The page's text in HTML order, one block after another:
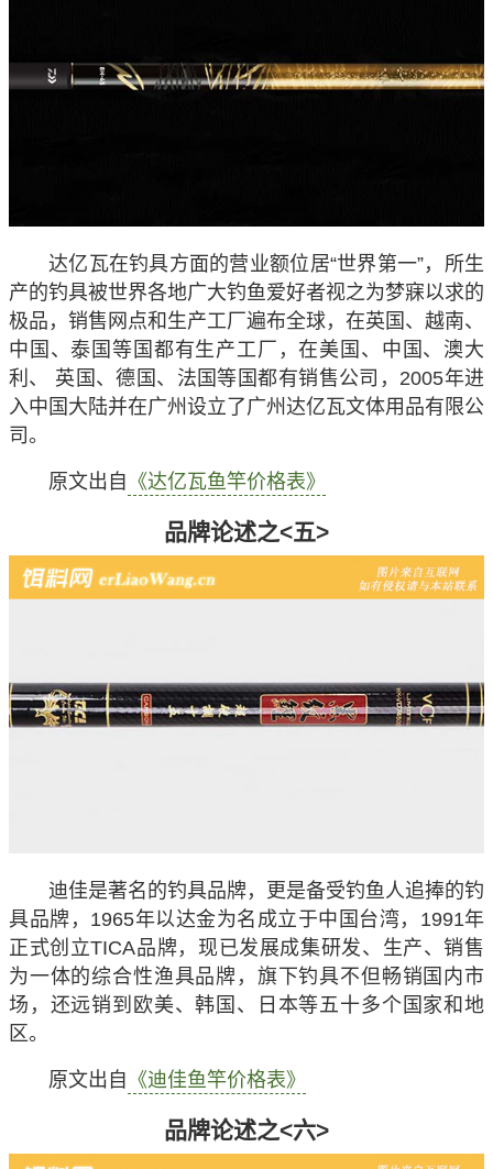
达亿瓦在钓具方面的营业额位居“世界第一”，所生
产的钓具被世界各地广大钓鱼爱好者视之为梦寐以求的
极品，销售网点和生产工厂遍布全球，在英国、越南、
中国、泰国等国都有生产工厂，在美国、中国、澳大
利、 英国、德国、法国等国都有销售公司，2005年进
入中国大陆并在广州设立了广州达亿瓦文体用品有限公
司。
原文出自 《达亿瓦鱼竿价格表》
品牌论述之<五>
迪佳是著名的钓具品牌，更是备受钓鱼人追捧的钓
具品牌，1965年以达金为名成立于中国台湾，1991年
正式创立TICA品牌，现已发展成集研发、生产、销售
为一体的综合性渔具品牌，旗下钓具不但畅销国内市
场，还远销到欧美、韩国、日本等五十多个国家和地
区。
原文出自 《迪佳鱼竿价格表》
品牌论述之<六>